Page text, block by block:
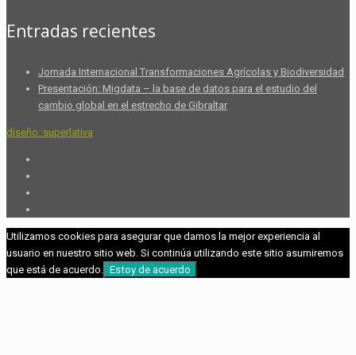
Entradas recientes
Jornada Internacional Transformaciones Agrícolas y Biodiversidad
Presentación: Migdata – la base de datos para el estudio del
cambio global en el estrecho de Gibraltar
diseño: superlativa
Utilizamos cookies para asegurar que damos la mejor experiencia al
usuario en nuestro sitio web. Si continúa utilizando este sitio asumiremos
que está de acuerdo.
Estoy de acuerdo